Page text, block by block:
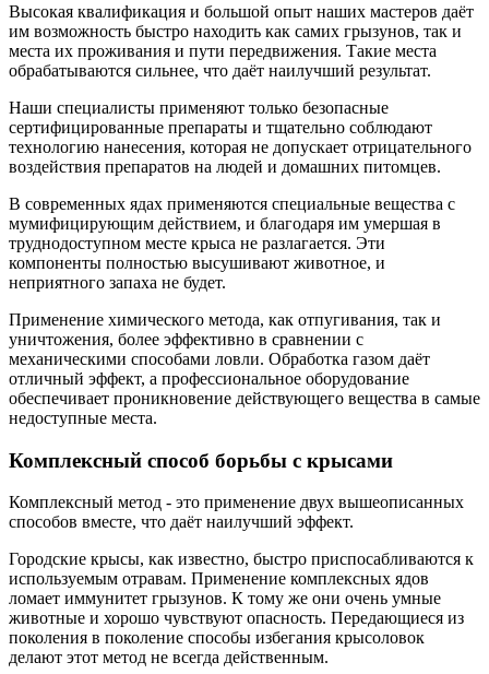
Высокая квалификация и большой опыт наших мастеров даёт
им возможность быстро находить как самих грызунов, так и
места их проживания и пути передвижения. Такие места
обрабатываются сильнее, что даёт наилучший результат.
Наши специалисты применяют только безопасные
сертифицированные препараты и тщательно соблюдают
технологию нанесения, которая не допускает отрицательного
воздействия препаратов на людей и домашних питомцев.
В современных ядах применяются специальные вещества с
мумифицирующим действием, и благодаря им умершая в
труднодоступном месте крыса не разлагается. Эти
компоненты полностью высушивают животное, и
неприятного запаха не будет.
Применение химического метода, как отпугивания, так и
уничтожения, более эффективно в сравнении с
механическими способами ловли. Обработка газом даёт
отличный эффект, а профессиональное оборудование
обеспечивает проникновение действующего вещества в самые
недоступные места.
Комплексный способ борьбы с крысами
Комплексный метод - это применение двух вышеописанных
способов вместе, что даёт наилучший эффект.
Городские крысы, как известно, быстро приспосабливаются к
используемым отравам. Применение комплексных ядов
ломает иммунитет грызунов. К тому же они очень умные
животные и хорошо чувствуют опасность. Передающиеся из
поколения в поколение способы избегания крысоловок
делают этот метод не всегда действенным.